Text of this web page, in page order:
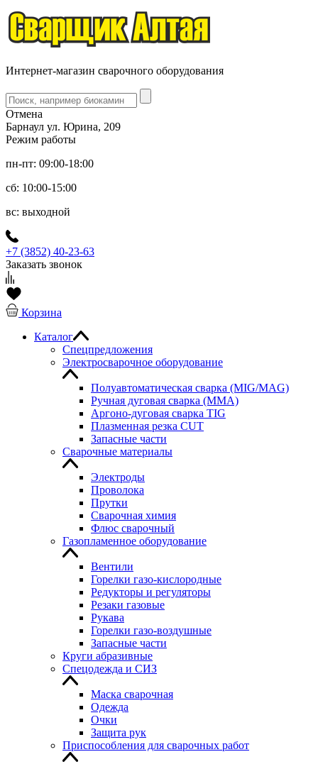
Интернет-магазин сварочного оборудования
Отмена
Барнаул ул. Юрина, 209
Режим работы
пн-пт: 09:00-18:00
сб: 10:00-15:00
вс: выходной
+7 (3852) 40-23-63
Заказать звонок
Корзина
Каталог
Спецпредложения
Электросварочное оборудование
Полуавтоматическая сварка (MIG/MAG)
Ручная дуговая сварка (MMA)
Аргоно-дуговая сварка TIG
Плазменная резка CUT
Запасные части
Сварочные материалы
Электроды
Проволока
Прутки
Сварочная химия
Флюс сварочный
Газопламенное оборудование
Вентили
Горелки газо-кислородные
Редукторы и регуляторы
Резаки газовые
Рукава
Горелки газо-воздушные
Запасные части
Круги абразивные
Спецодежда и СИЗ
Маска сварочная
Одежда
Очки
Защита рук
Приспособления для сварочных работ